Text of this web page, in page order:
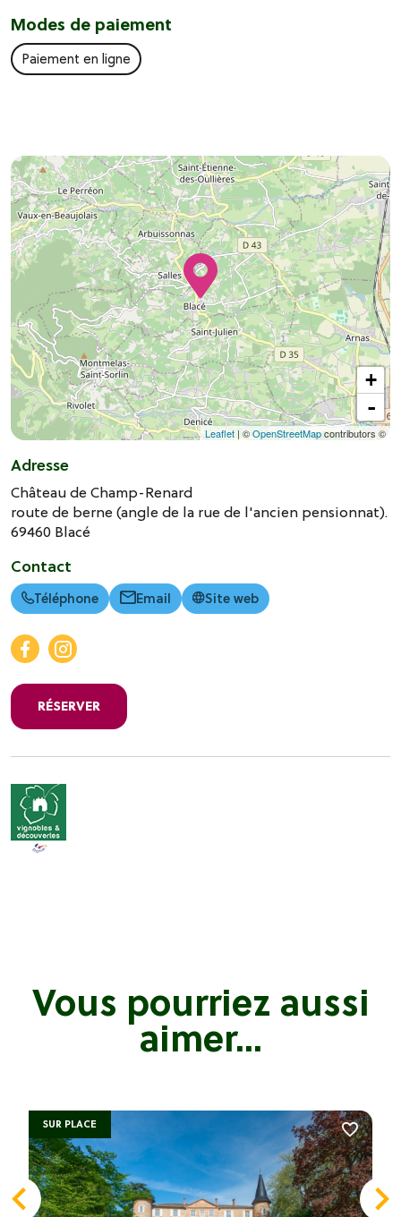
Modes de paiement
Paiement en ligne
+
-
Leaflet | ©OpenStreetMapcontributors ©
Adresse
Château de Champ-Renard
route de berne (angle de la rue de l'ancien pensionnat).
69460 Blacé
Contact
Téléphone Email Site web
RÉSERVER
Vous pourriez aussi
aimer...
SUR PLACE